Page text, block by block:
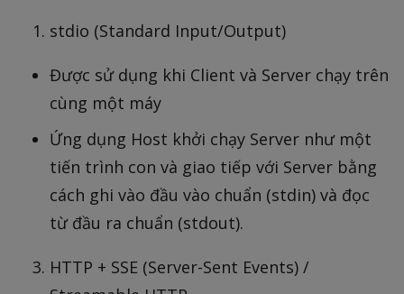
stdio (Standard Input/Output)
Được sử dụng khi Client và Server chạy trên
cùng một máy
Ứng dụng Host khởi chạy Server như một
tiến trình con và giao tiếp với Server bằng
cách ghi vào đầu vào chuẩn (stdin) và đọc
từ đầu ra chuẩn (stdout).
HTTP + SSE (Server-Sent Events) /